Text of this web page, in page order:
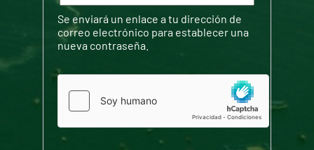
Se enviará un enlace a tu dirección de
correo electrónico para establecer una
nueva contraseña.